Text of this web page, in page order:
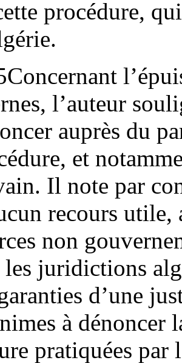
procédure,
l’auteur
auprès du
et
Il note par
recours utile,
non
les juridictions
d’une
à dénoncer
pratiquées par